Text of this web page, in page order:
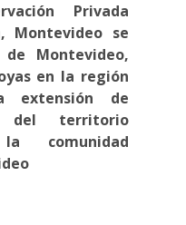
Privada
Montevideo se
Montevideo,
en la región
extensión de
del territorio
comunidad